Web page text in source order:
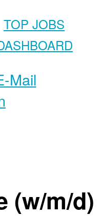
TOP JOBS
Mail
(w/m/d)